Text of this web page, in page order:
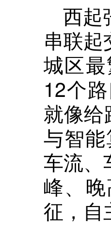
西起
串联
城区
12个
就像给
与智
车流、
峰、
征，自